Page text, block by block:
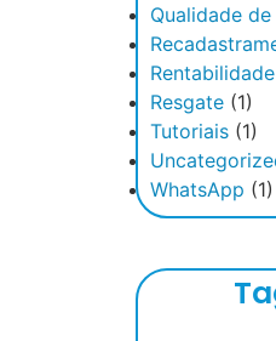
Qualidade de
Rentabilidade
Resgate (1)
Tutoriais (1)
WhatsApp (1)